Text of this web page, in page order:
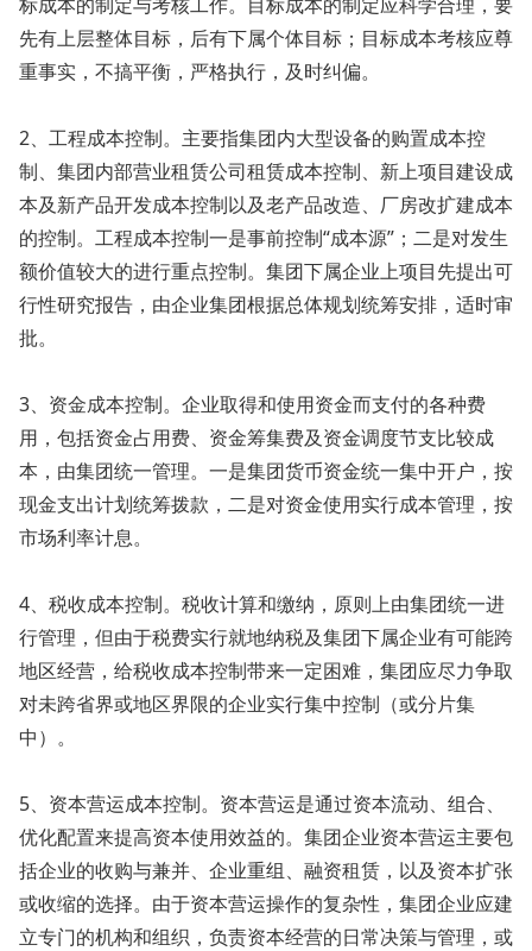
先有上层整体目标，后有下属个体目标；目标成本考核应尊
重事实，不搞平衡，严格执行，及时纠偏。
2、工程成本控制。主要指集团内大型设备的购置成本控
制、集团内部营业租赁公司租赁成本控制、新上项目建设成
本及新产品开发成本控制以及老产品改造、厂房改扩建成本
的控制。工程成本控制一是事前控制“成本源”；二是对发生
额价值较大的进行重点控制。集团下属企业上项目先提出可
行性研究报告，由企业集团根据总体规划统筹安排，适时审
批。
3、资金成本控制。企业取得和使用资金而支付的各种费
用，包括资金占用费、资金筹集费及资金调度节支比较成
本，由集团统一管理。一是集团货币资金统一集中开户，按
现金支出计划统筹拨款，二是对资金使用实行成本管理，按
市场利率计息。
4、税收成本控制。税收计算和缴纳，原则上由集团统一进
行管理，但由于税费实行就地纳税及集团下属企业有可能跨
地区经营，给税收成本控制带来一定困难，集团应尽力争取
对未跨省界或地区界限的企业实行集中控制（或分片集
中）。
5、资本营运成本控制。资本营运是通过资本流动、组合、
优化配置来提高资本使用效益的。集团企业资本营运主要包
括企业的收购与兼并、企业重组、融资租赁，以及资本扩张
或收缩的选择。由于资本营运操作的复杂性，集团企业应建
立专门的机构和组织，负责资本经营的日常决策与管理，或